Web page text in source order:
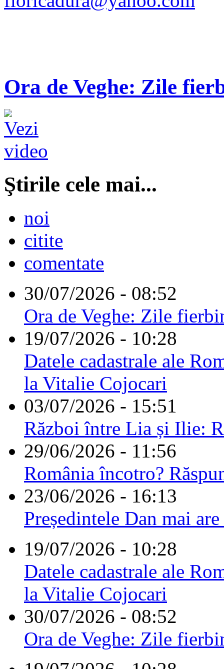
Ora de Veghe: Zile
Ştirile cele mai...
noi
citite
comentate
30/07/2026 - 08:52
Ora de Veghe: Zile
19/07/2026 - 10:28
Datele cadastrale ale
la Vitalie Cojocari
03/07/2026 - 15:51
Război între Lia și Ilie:
29/06/2026 - 11:56
România încotro?
23/06/2026 - 16:13
Președintele Dan mai
19/07/2026 - 10:28
Datele cadastrale ale
la Vitalie Cojocari
30/07/2026 - 08:52
Ora de Veghe: Zile